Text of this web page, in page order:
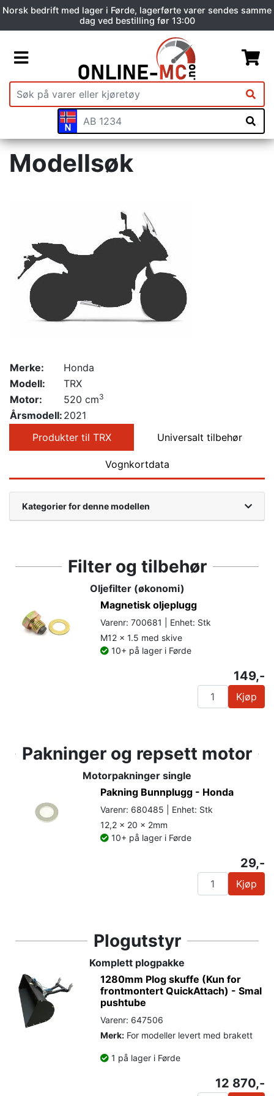
Norsk bedrift med lager i Førde, lagerførte varer sendes samme
dag ved bestilling før 13:00
Modellsøk
Merke:
Honda
Modell:
TRX
Motor:
520 cm3
Årsmodell: 2021
Produkter til TRX
Universalt tilbehør
Vognkortdata
Kategorier for denne modellen
Filter og tilbehør
Oljefilter (økonomi)
Magnetisk oljeplugg
Varenr: 700681 | Enhet: Stk
M12 x 1.5 med skive
10+ på lager i Førde
149,-
Kjøp
Pakninger og repsett motor
Motorpakninger single
Pakning Bunnplugg - Honda
Varenr: 680485 | Enhet: Stk
12,2 x 20 x 2mm
10+ på lager i Førde
29,-
Kjøp
Plogutstyr
Komplett plogpakke
1280mm Plog skuffe (Kun for
frontmontert QuickAttach) - Smal
pushtube
Varenr: 647506
Merk: For modeller levert med brakett
1 på lager i Førde
12 870,-